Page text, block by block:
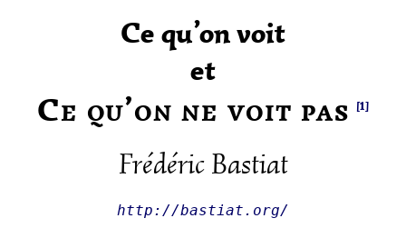
Ce qu’on voit
et
Ce qu’on ne voit pas [1]
Frédéric Bastiat
http://bastiat.org/